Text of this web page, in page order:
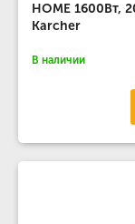
HOME 1600Вт,
Karcher
В наличии